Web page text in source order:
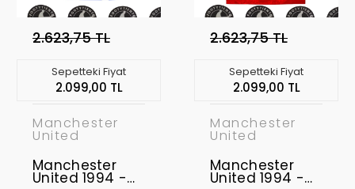
2.623,75 TL
Sepetteki Fiyat
2.099,00 TL
Manchester
United
Manchester
United 1994 -
2.623,75 TL
Sepetteki Fiyat
2.099,00 TL
Manchester
United
Manchester
United 1994 -